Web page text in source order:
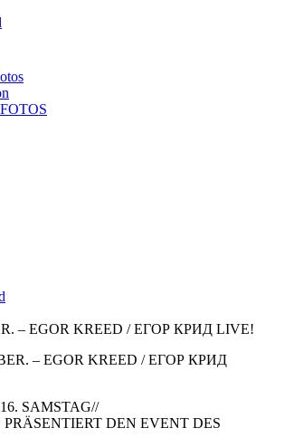
– EGOR KREED / ЕГОР КРИД LIVE!
SAMSTAG//
DEN EVENT DES